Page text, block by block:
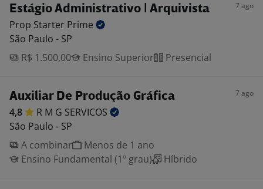
Estágio Administrativo | Arquivista 7 ago
Prop Starter Prime
São Paulo - SP
R$ 1.500,00
Ensino Superior Presencial
Auxiliar De Produção Gráfica 7 ago
4,8 R M G SERVICOS
São Paulo - SP
A combinar
Menos de 1 ano
Ensino Fundamental (1º grau)
Híbrido